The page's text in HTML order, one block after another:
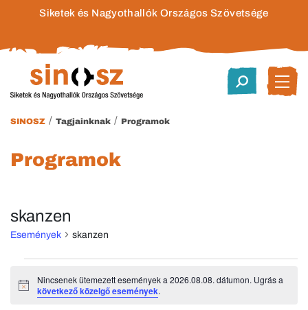
Siketek és Nagyothallók Országos Szövetsége
SINOSZ / Tagjainknak / Programok
Programok
skanzen
Események skanzen
Események
for
Notice
Nincsenek ütemezett események a 2026.08.08. dátumon. Ugrás a
következő közelgő események.